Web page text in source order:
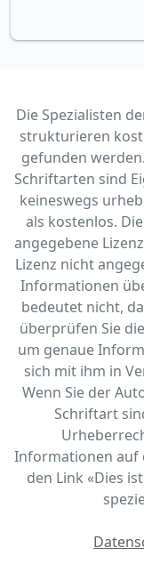
Die Spezialisten
strukturieren
gefunden
Schriftarten sind
keineswegs
als kostenlos.
angegebene
Lizenz nicht
Informationen
bedeutet nicht,
überprüfen Sie
um genaue
sich mit ihm in
Wenn Sie der
Schriftart
Informationen auf
den Link «‎Dies